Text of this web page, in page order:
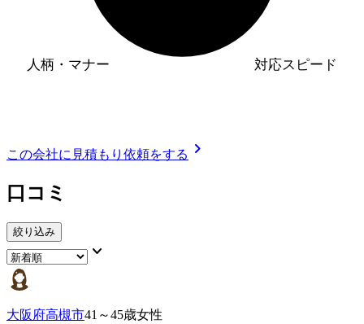
対応スピード
人柄・マナー
この会社に見積もり依頼をする chevron_right
口コミ
絞り込み
keyboard_arrow_down
大阪府高槻市41～45歳女性